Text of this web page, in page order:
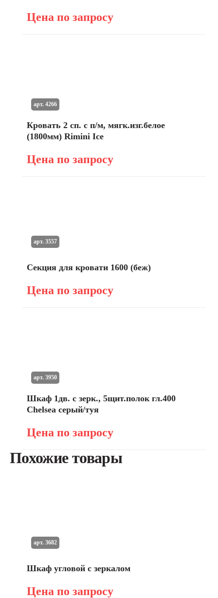
Цена по запросу
Кровать 2 сп. с п/м, мягк.изг.белое
(1800мм) Rimini Ice
Цена по запросу
арт. 4266
Секция для кровати 1600 (беж)
Цена по запросу
арт. 3557
Шкаф 1дв. с зерк., 5щит.полок гл.400
Chelsea серый/туя
Цена по запросу
арт. 3950
Похожие товары
Шкаф угловой с зеркалом
Цена по запросу
арт. 3682